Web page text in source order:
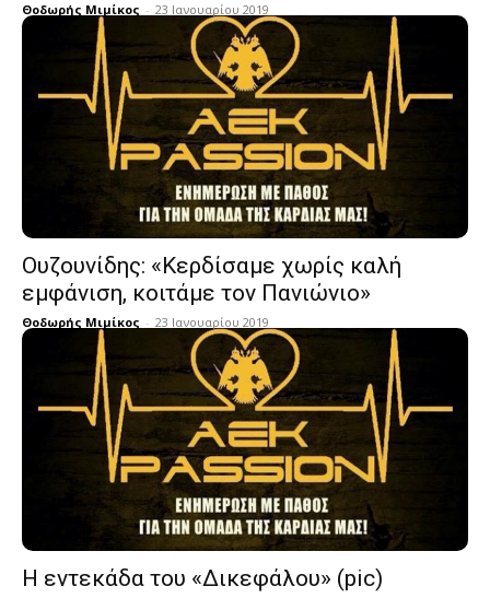
Θοδωρής Μιμίκος - 23 Ιανουαρίου 2019
Ουζουνίδης: «Κερδίσαμε χωρίς καλή
εμφάνιση, κοιτάμε τον Πανιώνιο»
Θοδωρής Μιμίκος - 23 Ιανουαρίου 2019
Η εντεκάδα του «Δικεφάλου» (pic)